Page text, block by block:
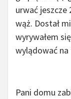
urwać jeszcze
wąż. Dostał
wyrywałem
wylądować na
Pani domu